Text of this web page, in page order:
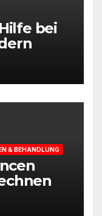
bei
& BEHANDLUNG